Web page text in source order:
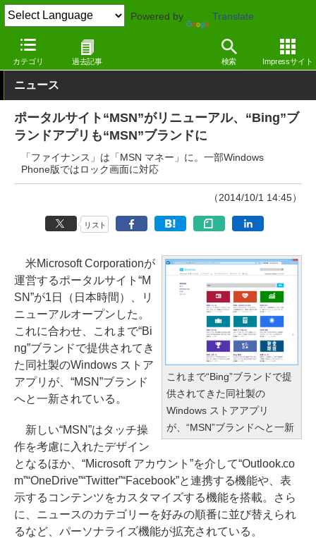
Powered by Translate
カテゴリ 過去記事 検索 Impressサイト
窓の杜 その他の話題 Webサービス
ニュース
ポータルサイト“MSN”がリニューアル、“Bing”ブ
ランドアプリも“MSN”ブランドに
「ファイナンス」は「MSN マネー」に。一部Windows
Phone版ではロック画面に対応
（2014/10/1 14:45）
リスト
これまで“Bing”ブランドで提
供されてきた同社製の
Windows ストアアプリ
が、“MSN”ブランドへと一新
米Microsoft Corporationが
運営するポータルサイト“M
SN”が1日（日本時間）、リ
ニューアルオープンした。
これに合わせ、これまで“Bi
ng”ブランドで提供されてき
た同社製のWindows ストア
アプリが、“MSN”ブランド
へと一新されている。
新しい“MSN”はタッチ操
作を考慮に入れたデザイン
となるほか、“Microsoft アカウント”を介して“Outlook.co
m”“OneDrive”“Twitter”“Facebook”と連携する機能や、表
示するコンテンツをカスタマイズする機能を搭載。さら
に、ニュースのカテゴリーを好みの順番に並び替えられ
るなど、パーソナライズ機能が拡充されている。